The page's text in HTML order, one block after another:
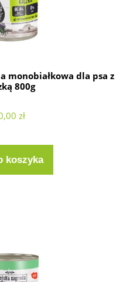
monobiałkowa dla psa z
800g
zł
koszyka